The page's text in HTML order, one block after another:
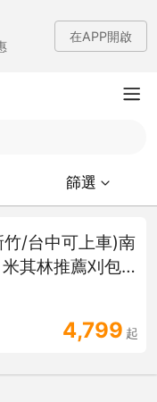
在APP開啟
篩選
/台中可上車)南
其林推薦刈包
森林秘境、浪
4,799 起